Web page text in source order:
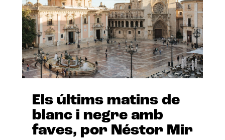
Els últims matins de
blanc i negre amb
faves, por Néstor Mir